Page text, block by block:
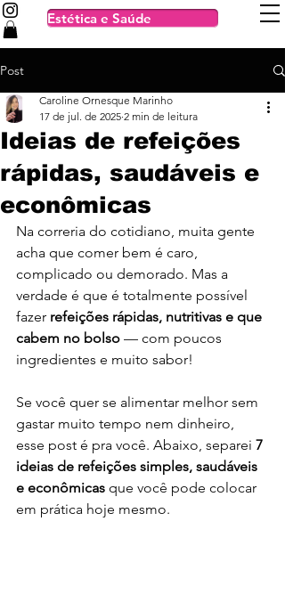
Estética e Saúde
Post
Ideias de refeições
rápidas, saudáveis e
econômicas
Caroline Ornesque Marinho
17 de jul. de 2025 2 min de leitura
Na correria do cotidiano, muita gente
acha que comer bem é caro,
complicado ou demorado. Mas a
verdade é que é totalmente possível
fazer refeições rápidas, nutritivas e que
cabem no bolso — com poucos
ingredientes e muito sabor!
Se você quer se alimentar melhor sem
gastar muito tempo nem dinheiro,
esse post é pra você. Abaixo, separei 7
ideias de refeições simples, saudáveis
e econômicas que você pode colocar
em prática hoje mesmo.